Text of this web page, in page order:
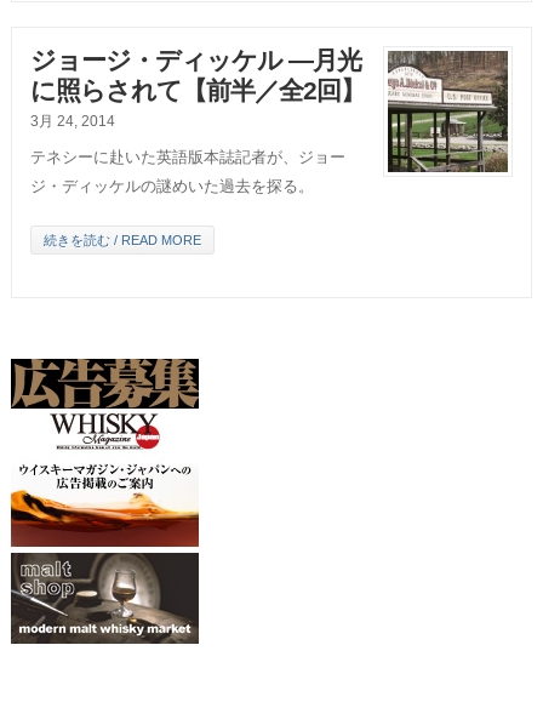
ジョージ・ディッケル ―月光
に照らされて【前半／全2回】
3月 24, 2014
テネシーに赴いた英語版本誌記者が、ジョー
ジ・ディッケルの謎めいた過去を探る。
続きを読む / READ MORE